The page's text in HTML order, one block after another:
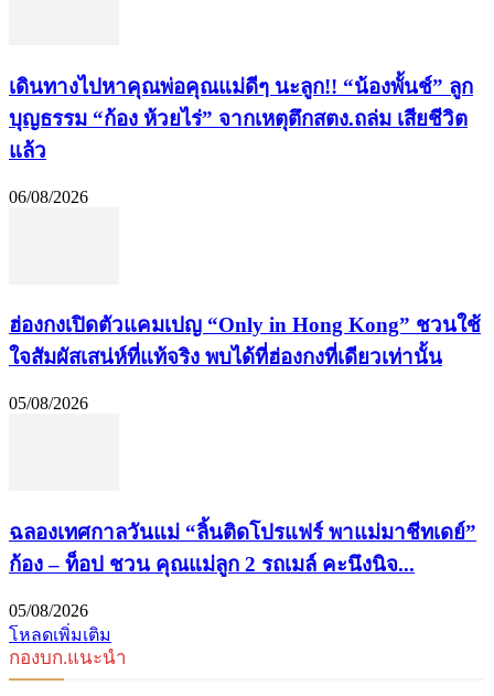
เดินทางไปหาคุณพ่อคุณแม่ดีๆ นะลูก!! “น้องพั้นช์” ลูก
บุญธรรม “ก้อง ห้วยไร่” จากเหตุตึกสตง.ถล่ม เสียชีวิต
แล้ว
06/08/2026
ฮ่องกงเปิดตัวแคมเปญ “Only in Hong Kong” ชวนใช้
ใจสัมผัสเสน่ห์ที่แท้จริง พบได้ที่ฮ่องกงที่เดียวเท่านั้น
05/08/2026
ฉลองเทศกาลวันแม่ “ลิ้นติดโปรแฟร์ พาแม่มาชีทเดย์”
ก้อง – ท็อป ชวน คุณแม่ลูก 2 รถเมล์ คะนึงนิจ...
05/08/2026
โหลดเพิ่มเติม
กองบก.แนะนำ